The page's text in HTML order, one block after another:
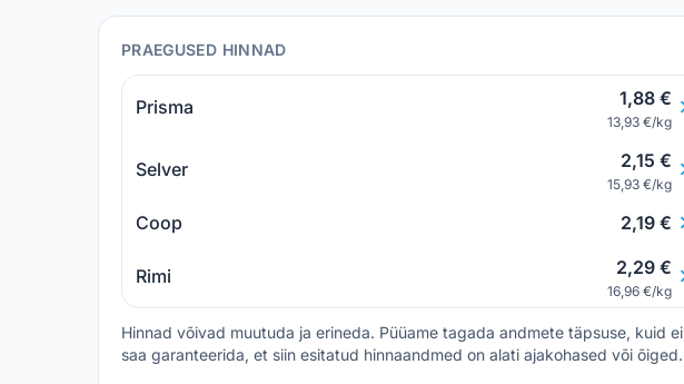
PRAEGUSED HINNAD
Prisma 1,88 €
13,93 €/kg
Selver 2,15 €
15,93 €/kg
Coop 2,19 €
Rimi 2,29 €
16,96 €/kg
Hinnad võivad muutuda ja erineda. Püüame tagada andmete täpsuse, kuid ei
saa garanteerida, et siin esitatud hinnaandmed on alati ajakohased või õiged.